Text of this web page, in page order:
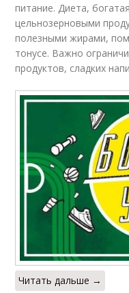
питание. Диета,
цельнозерновыми
полезными жирами,
тонусе. Важно
продуктов, сладких
Читать дальше →